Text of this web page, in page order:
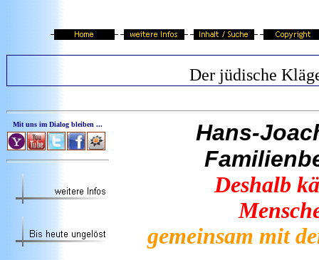
Der jüdische
Mit uns im Dialog bleiben ...
Hans-
Deshalb
gemeinsam mit